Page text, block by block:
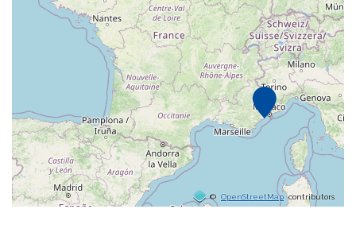
© OpenStreetMap contributors